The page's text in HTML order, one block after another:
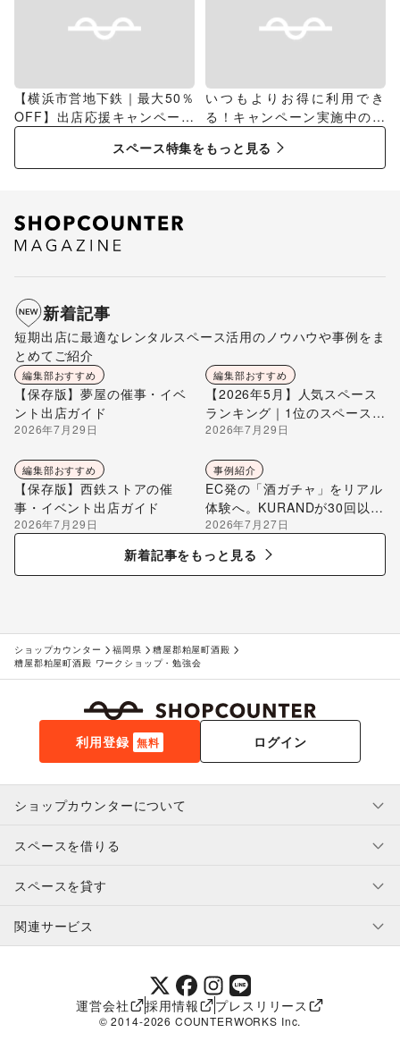
【横浜市営地下鉄｜最大50％
OFF】出店応援キャンペーン
特集
いつもよりお得に利用でき
る！キャンペーン実施中のス
スペース特集をもっと見る
新着記事
短期出店に最適なレンタルスペース活用のノウハウや事例をま
とめてご紹介
編集部おすすめ
【保存版】夢屋の催事・イベ
ント出店ガイド
2026年7月29日
編集部おすすめ
【2026年5月】人気スペース
ランキング｜1位のスペースを
編集部が解説
2026年7月29日
編集部おすすめ
【保存版】西鉄ストアの催
事・イベント出店ガイド
2026年7月29日
事例紹介
EC発の「酒ガチャ」をリアル
体験へ。KURANDが30回以上
のポップアップ出店で届け
る“新しいお酒との出会い”
2026年7月27日
新着記事をもっと見る
ショップカウンター 福岡県
糟屋郡粕屋町酒殿
糟屋郡粕屋町酒殿 ワークショップ・勉強会
利用登録 無料 ログイン
ショップカウンターについて
利用規約・ガイドライン
特定商取引法に基づく表示
補償プログラム
スペースを借りる
スペースを借りたい人へ
ユーザー利用規約
提携パートナー
スペースを貸す
スペースを貸したい方へ
オーナー利用規約
関連サービス
SHOPCOUNTER MAGAZINE
ショップカウンターエンタープライズ
ショップカウンター常設
運営会社 採用情報 プレスリリース
© 2014-2026 COUNTERWORKS Inc.